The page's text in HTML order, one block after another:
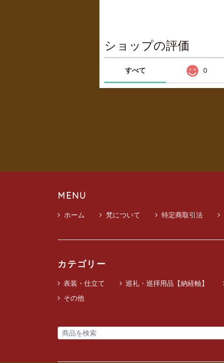
ショップの評価
すべて 0
MENU
ホーム 梵について 特定商取引法
カテゴリー
表装・仕立て 巡礼・巡拝用品【納経軸】
その他